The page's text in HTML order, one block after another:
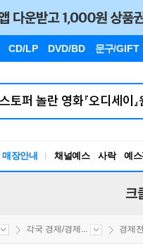
CD/LP DVD/BD 문구/GIFT
매장안내 채널예스 사락 예
크
각국 경제/경제... 경제